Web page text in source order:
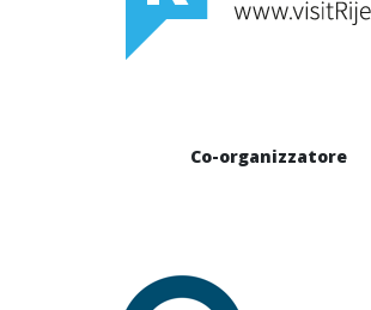
Co-organizzatore